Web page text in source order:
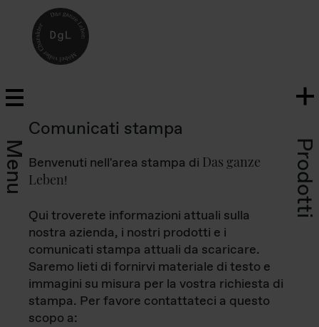
Menu Prodotti
Comunicati stampa
Benvenuti nell'area stampa di Das ganze
Leben!
Qui troverete informazioni attuali sulla
nostra azienda, i nostri prodotti e i
comunicati stampa attuali da scaricare.
Saremo lieti di fornirvi materiale di testo e
immagini su misura per la vostra richiesta di
stampa. Per favore contattateci a questo
scopo a: